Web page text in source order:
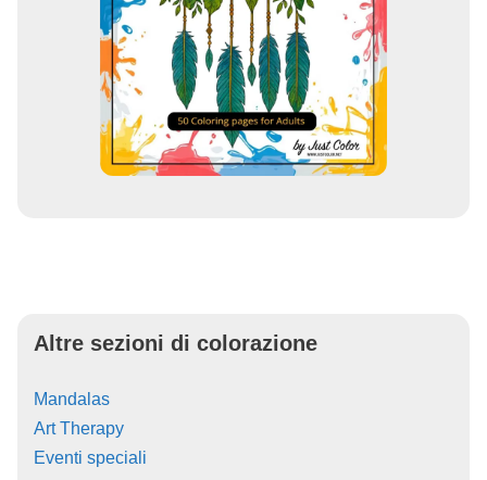
Altre sezioni di colorazione
Mandalas
Art Therapy
Eventi speciali